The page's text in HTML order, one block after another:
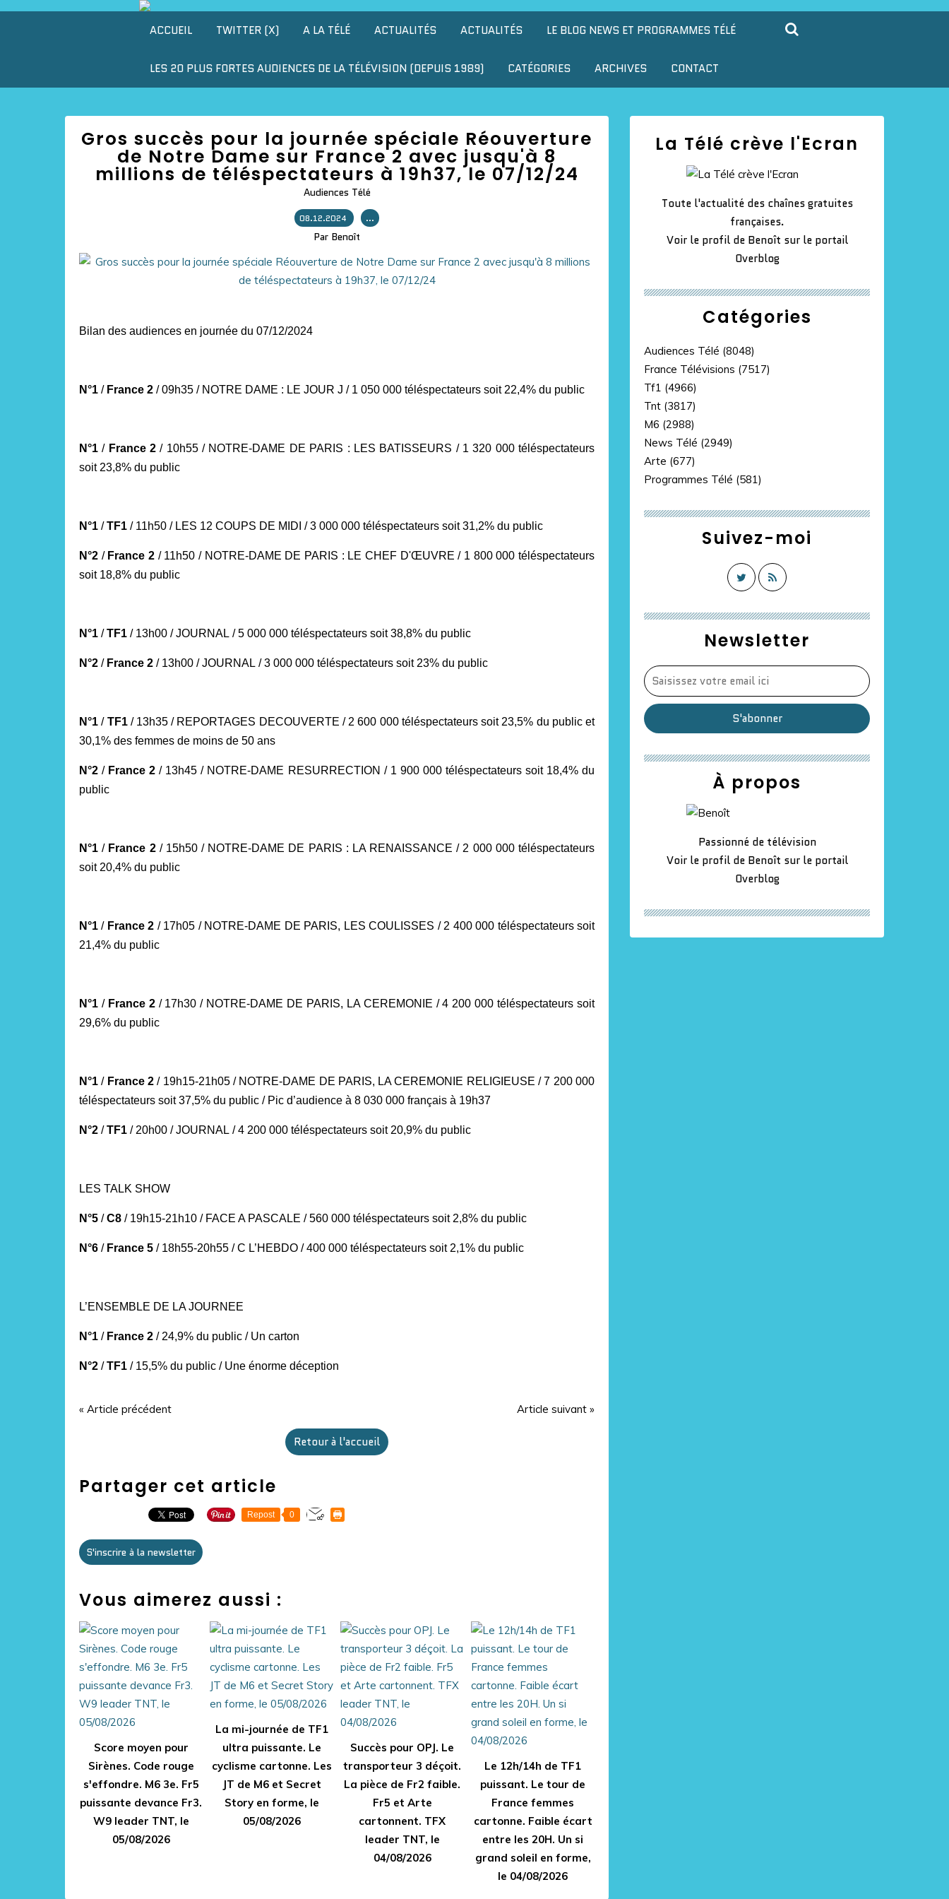
ACCUEIL TWITTER (X) A LA TÉLÉ ACTUALITÉS ACTUALITÉS LE BLOG NEWS ET PROGRAMMES TÉLÉ
LES 20 PLUS FORTES AUDIENCES DE LA TÉLÉVISION (DEPUIS 1989) CATÉGORIES ARCHIVES CONTACT
Gros succès pour la journée spéciale Réouverture
de Notre Dame sur France 2 avec jusqu'à 8
millions de téléspectateurs à 19h37, le 07/12/24
Audiences Télé
08.12.2024 …
Par Benoît
Bilan des audiences en journée du 07/12/2024
N°1 / France 2 / 09h35 / NOTRE DAME : LE JOUR J / 1 050 000 téléspectateurs soit 22,4% du public
N°1 / France 2/ 10h55 / NOTRE-DAME DE PARIS : LES BATISSEURS / 1 320 000 téléspectateurs
soit 23,8% du public
N°1 /TF1 / 11h50 / LES 12 COUPS DE MIDI / 3 000 000 téléspectateurs soit 31,2% du public
N°2 / France 2 / 11h50 / NOTRE-DAME DE PARIS : LE CHEF D'ŒUVRE / 1 800 000 téléspectateurs
soit 18,8% du public
N°1 /TF1 / 13h00 / JOURNAL / 5 000 000 téléspectateurs soit 38,8% du public
N°2 / France 2 / 13h00 / JOURNAL / 3 000 000 téléspectateurs soit 23% du public
N°1/ TF1/ 13h35 / REPORTAGES DECOUVERTE / 2 600 000 téléspectateurs soit 23,5% du public et
30,1% des femmes de moins de 50 ans
N°2 / France 2/ 13h45 / NOTRE-DAME RESURRECTION / 1 900 000 téléspectateurs soit 18,4% du
public
N°1 / France 2 / 15h50 / NOTRE-DAME DE PARIS : LA RENAISSANCE / 2 000 000 téléspectateurs
soit 20,4% du public
N°1 / France 2 / 17h05 / NOTRE-DAME DE PARIS, LES COULISSES / 2 400 000 téléspectateurs soit
21,4% du public
N°1 / France 2 / 17h30 / NOTRE-DAME DE PARIS, LA CEREMONIE / 4 200 000 téléspectateurs soit
29,6% du public
N°1 / France 2/ 19h15-21h05 / NOTRE-DAME DE PARIS, LA CEREMONIE RELIGIEUSE / 7 200 000
téléspectateurs soit 37,5% du public / Pic d’audience à 8 030 000 français à 19h37
N°2 /TF1 / 20h00 / JOURNAL / 4 200 000 téléspectateurs soit 20,9% du public
LES TALK SHOW
N°5 /C8 / 19h15-21h10 / FACE A PASCALE / 560 000 téléspectateurs soit 2,8% du public
N°6 / France 5 / 18h55-20h55 / C L’HEBDO / 400 000 téléspectateurs soit 2,1% du public
L’ENSEMBLE DE LA JOURNEE
N°1 / France 2 / 24,9% du public / Un carton
N°2 /TF1 / 15,5% du public / Une énorme déception
« Article précédent Article suivant »
Retour à l'accueil
Partager cet article
Repost 0
S'inscrire à la newsletter
Vous aimerez aussi :
Score moyen pour
Sirènes. Code rouge
s'effondre. M6 3e. Fr5
puissante devance Fr3.
W9 leader TNT, le
05/08/2026
La mi-journée de TF1
ultra puissante. Le
cyclisme cartonne. Les
JT de M6 et Secret
Story en forme, le
05/08/2026
Succès pour OPJ. Le
transporteur 3 déçoit.
La pièce de Fr2 faible.
Fr5 et Arte
cartonnent. TFX
leader TNT, le
04/08/2026
Le 12h/14h de TF1
puissant. Le tour de
France femmes
cartonne. Faible écart
entre les 20H. Un si
grand soleil en forme,
le 04/08/2026
Newsletter
Catégories
Audiences Télé (8048)
France Télévisions (7517)
Tf1 (4966)
Tnt (3817)
M6 (2988)
News Télé (2949)
Arte (677)
Programmes Télé (581)
La Télé crève l'Ecran
Toute l'actualité des chaînes gratuites
françaises.
Voir le profil de Benoît sur le portail
Overblog
Suivez-moi
À propos
Passionné de télévision
Voir le profil de Benoît sur le portail
Overblog